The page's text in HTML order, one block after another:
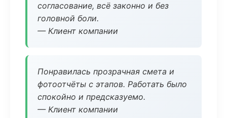
согласование, всё законно и без
головной боли.
— Клиент компании
Понравилась прозрачная смета и
фотоотчёты с этапов. Работать было
спокойно и предсказуемо.
— Клиент компании